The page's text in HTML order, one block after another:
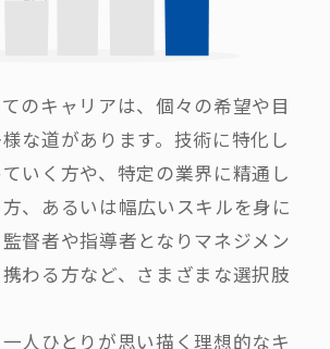
のキャリアは、個々の希望や目
な道があります。技術に特化し
いく方や、特定の業界に精通し
、あるいは幅広いスキルを身に
督者や指導者となりマネジメン
わる方など、さまざまな選択肢
人ひとりが思い描く理想的なキ